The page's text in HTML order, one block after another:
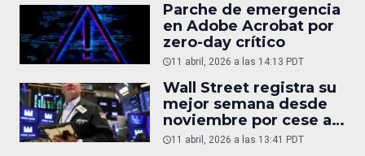
Parche de emergencia
en Adobe Acrobat por
zero-day crítico
11 abril, 2026 a las 14:13 PDT
Wall Street registra su
mejor semana desde
noviembre por cese al
fuego entre EU e Irán
11 abril, 2026 a las 13:41 PDT